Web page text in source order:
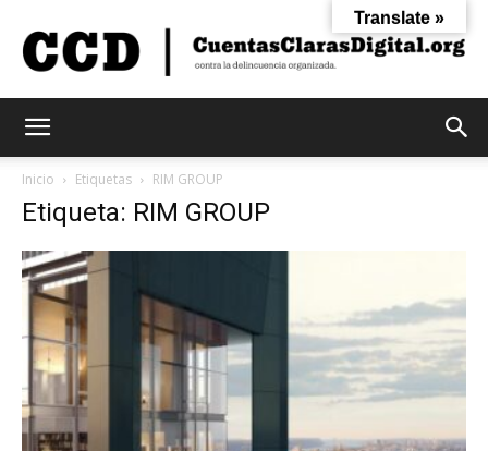
Digital
Inicio Etiquetas RIM GROUP
Etiqueta: RIM GROUP
Translate »